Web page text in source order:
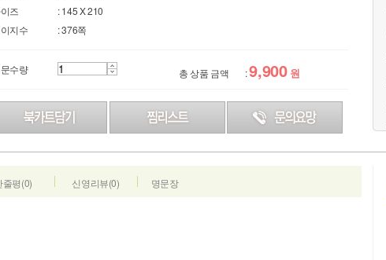
즈
: 145 X 210
지수
: 376쪽
수량 총 상품 금액 :9,900원
줄평(0) 신영리뷰(0) 명문장